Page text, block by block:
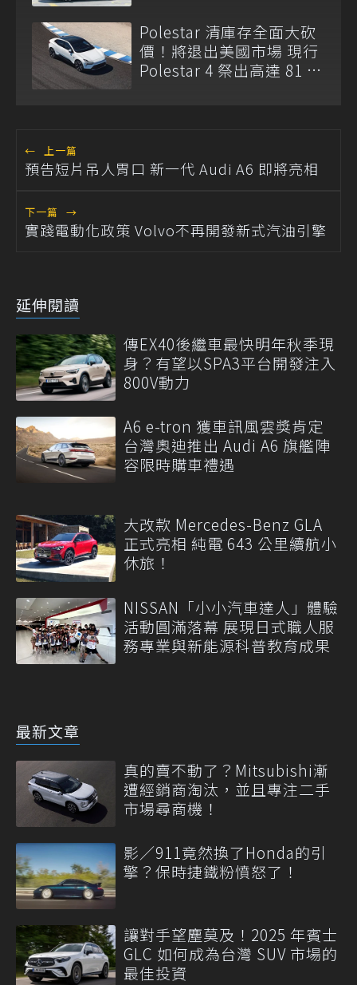
Polestar 清庫存全面大砍
價！將退出美國市場 現行
Polestar 4 祭出高達 81 萬
← 上一篇
預告短片吊人胃口 新一代 Audi A6 即將亮相
下一篇 →
實踐電動化政策 Volvo不再開發新式汽油引擎
延伸閱讀
傳EX40後繼車最快明年秋季現
身？有望以SPA3平台開發注入
800V動力
A6 e-tron 獲車訊風雲獎肯定
台灣奧迪推出 Audi A6 旗艦陣
容限時購車禮遇
大改款 Mercedes-Benz GLA
正式亮相 純電 643 公里續航小
休旅！
NISSAN「小小汽車達人」體驗
活動圓滿落幕 展現日式職人服
務專業與新能源科普教育成果
最新文章
真的賣不動了？Mitsubishi漸
遭經銷商淘汰，並且專注二手
市場尋商機！
影／911竟然換了Honda的引
擎？保時捷鐵粉憤怒了！
讓對手望塵莫及！2025 年賓士
GLC 如何成為台灣 SUV 市場的
最佳投資